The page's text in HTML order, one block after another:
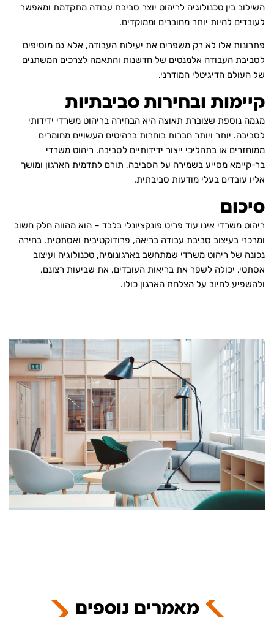
השילוב בין טכנולוגיה לריהוט יוצר סביבת עבודה מתקדמת ומאפשר
לעובדים להיות יותר מחוברים וממוקדים.
פתרונות אלו לא רק משפרים את יעילות העבודה, אלא גם מוסיפים
לסביבת העבודה אלמנטים של חדשנות והתאמה לצרכים המשתנים
של העולם הדיגיטלי המודרני.
קיימות ובחירות סביבתיות
מגמה נוספת שצוברת תאוצה היא הבחירה בריהוט משרדי ידידותי
לסביבה. יותר ויותר חברות בוחרות ברהיטים העשויים מחומרים
ממוחזרים או בתהליכי ייצור ידידותיים לסביבה. ריהוט משרדי
בר-קיימא מסייע בשמירה על הסביבה, תורם לתדמית הארגון ומושך
אליו עובדים בעלי מודעות סביבתית.
סיכום
ריהוט משרדי אינו עוד פריט פונקציונלי בלבד – הוא מהווה חלק חשוב
ומרכזי בעיצוב סביבת עבודה בריאה, פרודוקטיבית ואסתטית. בחירה
נכונה של ריהוט משרדי שמתחשב בארגונומיה, טכנולוגיה ועיצוב
אסתטי, יכולה לשפר את בריאות העובדים, את שביעות רצונם,
ולהשפיע לחיוב על הצלחת הארגון כולו.
מאמרים נוספים